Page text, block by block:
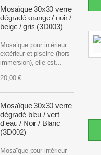
Mosaïque 30x30 verre
dégradé orange / noir /
beige / gris (3D003)
Mosaïque pour intérieur,
extérieur et piscine (hors
immersion), elle est...
20,00 €
Mosaïque 30x30 verre
dégradé bleu / vert
d'eau / Noir / Blanc
(3D002)
Mosaïque pour intérieur,